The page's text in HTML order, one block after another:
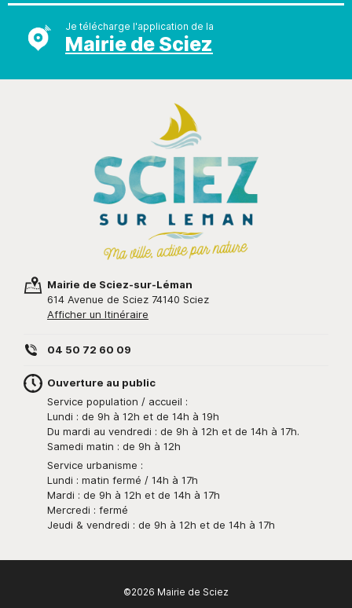
Je télécharge l'application de la
Mairie de Sciez
Mairie de Sciez-sur-Léman
614 Avenue de Sciez 74140 Sciez
Afficher un Itinéraire
04 50 72 60 09
Ouverture au public
Service population / accueil :
Lundi : de 9h à 12h et de 14h à 19h
Du mardi au vendredi : de 9h à 12h et de 14h à 17h.
Samedi matin : de 9h à 12h
Service urbanisme :
Lundi : matin fermé / 14h à 17h
Mardi : de 9h à 12h et de 14h à 17h
Mercredi : fermé
Jeudi & vendredi : de 9h à 12h et de 14h à 17h
©2026 Mairie de Sciez